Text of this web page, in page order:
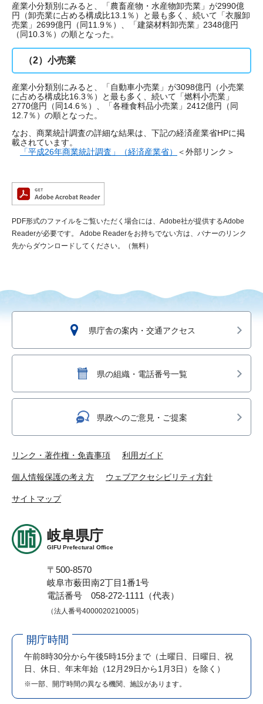
産業小分類別にみると、「農畜産物・水産物卸売業」が2990億
円（卸売業に占める構成比13.1％）と最も多く、続いて「衣服卸
売業」2699億円（同11.9％）、「建築材料卸売業」2348億円
（同10.3％）の順となった。
（2）小売業
産業小分類別にみると、「自動車小売業」が3098億円（小売業
に占める構成比16.3％）と最も多く、続いて「燃料小売業」
2770億円（同14.6％）、「各種食料品小売業」2412億円（同
12.7％）の順となった。
なお、商業統計調査の詳細な結果は、下記の経済産業省HPに掲
載されています。
「平成26年商業統計調査」（経済産業省）
＜外部リンク＞
PDF形式のファイルをご覧いただく場合には、Adobe社が提供するAdobe
Readerが必要です。
Adobe Readerをお持ちでない方は、バナーのリンク
先からダウンロードしてください。（無料）
県庁舎の案内・交通アクセス
県の組織・電話番号一覧
県政へのご意見・ご提案
リンク・著作権・免責事項 利用ガイド
個人情報保護の考え方 ウェブアクセシビリティ方針
サイトマップ
岐阜県庁
GIFU Prefectural Office
〒500-8570
岐阜市薮田南2丁目1番1号
電話番号 058-272-1111（代表）
（法人番号4000020210005）
開庁時間
午前8時30分から午後5時15分まで （土曜日、日曜日、祝
日、休日、年末年始（12月29日から1月3日）を除く）
※一部、開庁時間の異なる機関、施設があります。